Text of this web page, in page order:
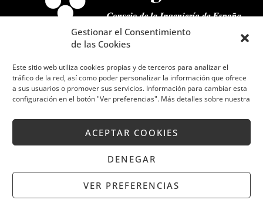
Gestionar el Consentimiento
de las Cookies
Este sitio web utiliza cookies propias y de terceros para analizar el
tráfico de la red, así como poder personalizar la información que ofrece
a sus usuarios o promover sus servicios. Información para cambiar esta
configuración en el botón "Ver preferencias". Más detalles sobre nuestra
ACEPTAR COOKIES
DENEGAR
VER PREFERENCIAS
L
n
k
e
d
i
n
T
i
t
t
e
r
Proyectamos Actualidad
Copyright © 2022 UPCI | Powered by UPCI
Todos los derechos reservados.